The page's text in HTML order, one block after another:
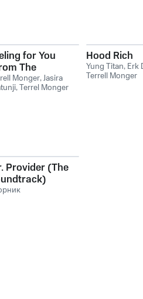
for You
The
She Can
Stage Play)
Monger,Jasira
,Terrel Monger
Hood Rich
Yung Titan, Erk
Terrell Monger
Provider (The